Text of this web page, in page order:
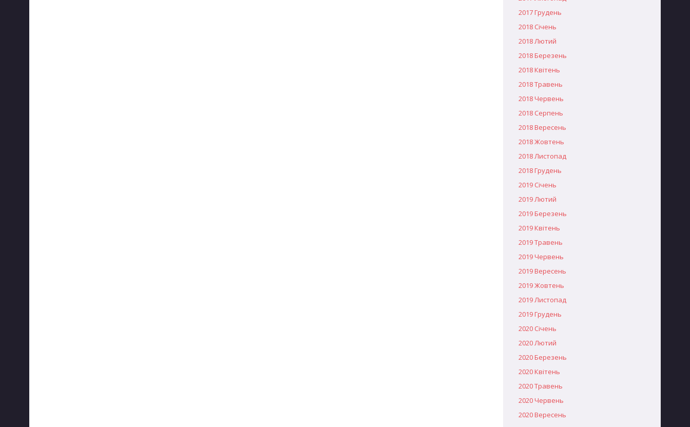
2017 Грудень
2018 Січень
2018 Лютий
2018 Березень
2018 Квітень
2018 Травень
2018 Червень
2018 Серпень
2018 Вересень
2018 Жовтень
2018 Листопад
2018 Грудень
2019 Січень
2019 Лютий
2019 Березень
2019 Квітень
2019 Травень
2019 Червень
2019 Вересень
2019 Жовтень
2019 Листопад
2019 Грудень
2020 Січень
2020 Лютий
2020 Березень
2020 Квітень
2020 Травень
2020 Червень
2020 Вересень